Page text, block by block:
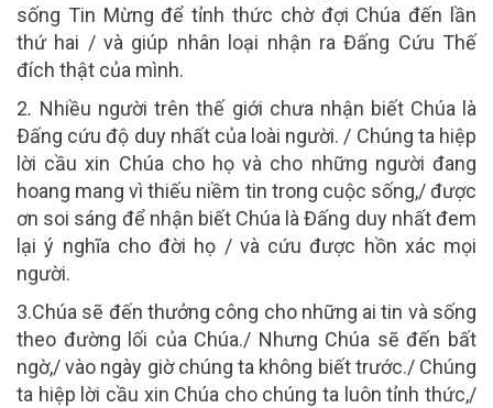
sống Tin Mừng để tỉnh thức chờ đợi Chúa đến lần
thứ hai / và giúp nhân loại nhận ra Đấng Cứu Thế
đích thật của mình.
2. Nhiều người trên thế giới chưa nhận biết Chúa là
Ðấng cứu độ duy nhất của loài người. / Chúng ta hiệp
lời cầu xin Chúa cho họ và cho những người đang
hoang mang vì thiếu niềm tin trong cuộc sống,/ được
ơn soi sáng để nhận biết Chúa là Đấng duy nhất đem
lại ý nghĩa cho đời họ / và cứu được hồn xác mọi
người.
3.Chúa sẽ đến thưởng công cho những ai tin và sống
theo đường lối của Chúa./ Nhưng Chúa sẽ đến bất
ngờ,/ vào ngày giờ chúng ta không biết trước./ Chúng
ta hiệp lời cầu xin Chúa cho chúng ta luôn tỉnh thức,/